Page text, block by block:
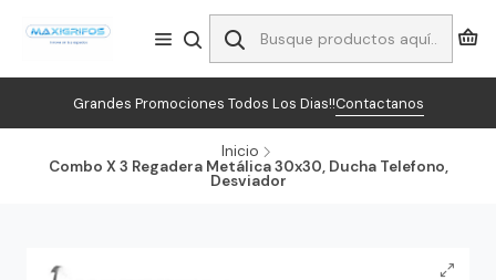
Grandes Promociones Todos Los Dias!!Contactanos
Inicio
Combo X 3 Regadera Metálica 30x30, Ducha Telefono,
Desviador